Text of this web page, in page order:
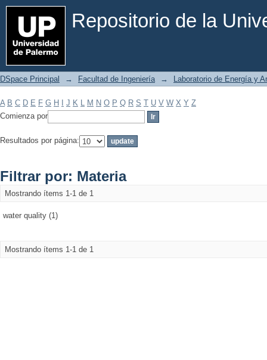
Repositorio de la
Filtrar por: Materia
DSpace Principal → Facultad de Ingeniería → Laboratorio de Energía y
A B C D E F G H J K L M N O P Q R S T U V W X Y Z
Comienza por
Resultados por página:
Filtrar por: Materia
Mostrando ítems 1-1 de 1
water quality (1)
Mostrando ítems 1-1 de 1